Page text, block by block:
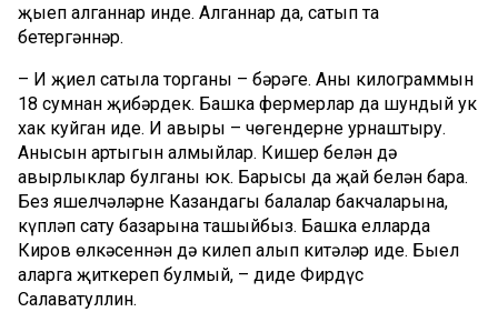
җыеп алганнар инде. Алганнар да, сатып та
бетергәннәр.
– Иң җиңел сатыла торганы – бәрәңге. Аның килограммын
18 сумнан җибәрдек. Башка фермерлар да шундый ук
хак куйган иде. Иң авыры – чөгендерне урнаштыру.
Анысын артыгын алмыйлар. Кишер белән дә
авырлыклар булганы юк. Барысы да җай белән бара.
Без яшелчәләрне Казандагы балалар бакчаларына,
күпләп сату базарына ташыйбыз. Башка елларда
Киров өлкәсеннән дә килеп алып китәләр иде. Быел
аларга җиткереп булмый, – диде Фирдүс
Салаватуллин.